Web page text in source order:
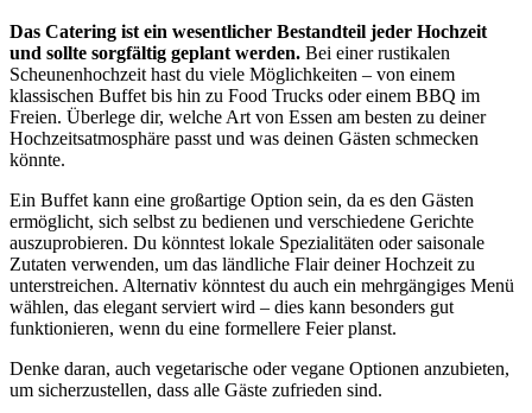
Das Catering ist ein wesentlicher Bestandteil jeder Hochzeit
und sollte sorgfältig geplant werden. Bei einer rustikalen
Scheunenhochzeit hast du viele Möglichkeiten – von einem
klassischen Buffet bis hin zu Food Trucks oder einem BBQ im
Freien. Überlege dir, welche Art von Essen am besten zu deiner
Hochzeitsatmosphäre passt und was deinen Gästen schmecken
könnte.
Ein Buffet kann eine großartige Option sein, da es den Gästen
ermöglicht, sich selbst zu bedienen und verschiedene Gerichte
auszuprobieren. Du könntest lokale Spezialitäten oder saisonale
Zutaten verwenden, um das ländliche Flair deiner Hochzeit zu
unterstreichen. Alternativ könntest du auch ein mehrgängiges Menü
wählen, das elegant serviert wird – dies kann besonders gut
funktionieren, wenn du eine formellere Feier planst.
Denke daran, auch vegetarische oder vegane Optionen anzubieten,
um sicherzustellen, dass alle Gäste zufrieden sind.